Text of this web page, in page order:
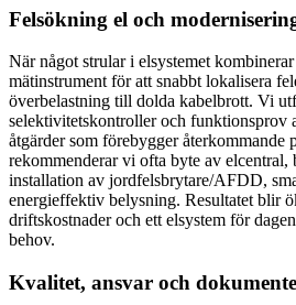
Felsökning el och
När något strular i elsystemet
mätinstrument för att snabbt lokalisera
överbelastning till dolda kabelbrott. Vi
selektivitetskontroller och funktionsprov
åtgärder som förebygger
rekommenderar vi ofta byte av elcentral,
installation av jordfelsbrytare/AFDD,
energieffektiv belysning. Resultatet blir
driftskostnader och ett elsystem för
behov.
Kvalitet, ansvar och